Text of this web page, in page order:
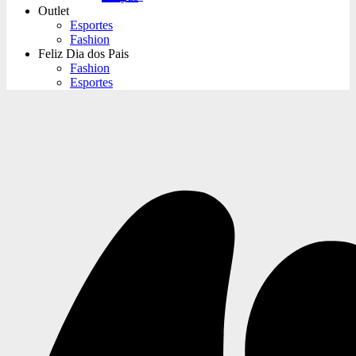
Outlet
Esportes
Fashion
Feliz Dia dos Pais
Fashion
Esportes